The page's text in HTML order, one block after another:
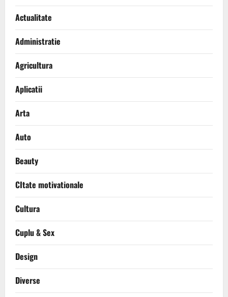
Actualitate
Administratie
Agricultura
Aplicatii
Arta
Auto
Beauty
CItate motivationale
Cultura
Cuplu & Sex
Design
Diverse